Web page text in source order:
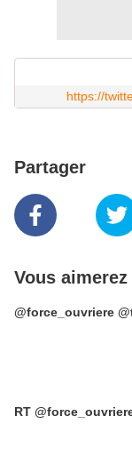
https://
Partager
Vous
@force_ouvriere
RT